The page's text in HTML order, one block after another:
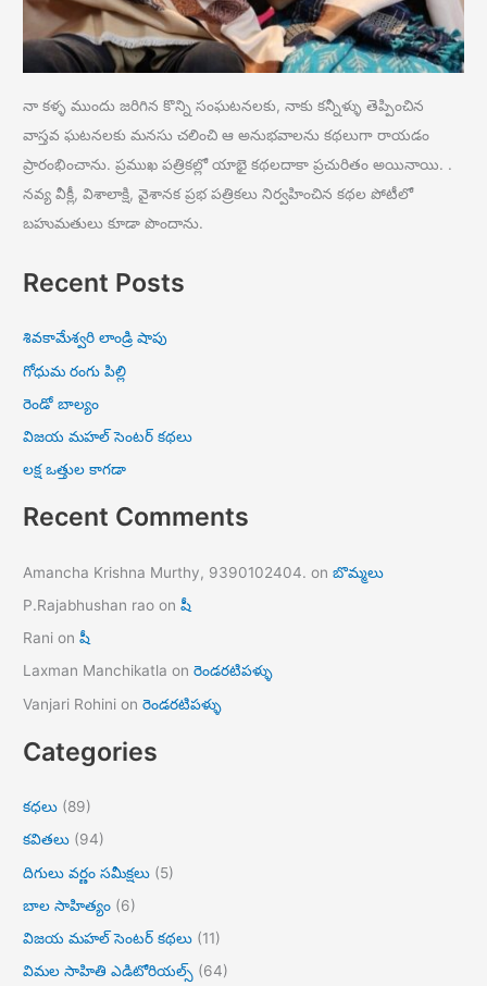
నా కళ్ళ ముందు జరిగిన కొన్ని సంఘటనలకు, నాకు కన్నీళ్ళు తెప్పించిన
వాస్తవ ఘటనలకు మనసు చలించి ఆ అనుభవాలను కథలుగా రాయడం
ప్రారంభించాను. ప్రముఖ పత్రికల్లో యాభై కథలదాకా ప్రచురితం అయినాయి. .
నవ్య వీక్లీ, విశాలాక్షి, వైశానక ప్రభ పత్రికలు నిర్వహించిన కథల పోటీలో
బహుమతులు కూడా పొందాను.
Recent Posts
శివకామేశ్వరి లాండ్రి షాపు
గోధుమ రంగు పిల్లి
రెండో బాల్యం
విజయ మహల్ సెంటర్ కథలు
లక్ష ఒత్తుల కాగడా
Recent Comments
Amancha Krishna Murthy, 9390102404. onబొమ్మలు
P.Rajabhushan rao onషీ
Rani onషీ
Laxman Manchikatla onరెండరటిపళ్ళు
Vanjari Rohini onరెండరటిపళ్ళు
Categories
కధలు (89)
కవితలు (94)
దిగులు వర్ణం సమీక్షలు (5)
బాల సాహిత్యం (6)
విజయ మహల్ సెంటర్ కథలు (11)
విమల సాహితి ఎడిటోరియల్స్ (64)